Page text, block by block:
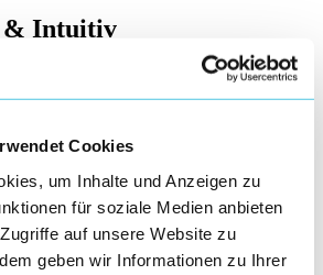
Cookies
um Inhalte und Anzeigen zu
für soziale Medien anbieten
auf unsere Website zu
geben wir Informationen zu Ihrer
& Intuitiv
und -philosophie an der
ergibt sich standortunabhängig eine
dem hochgenauen Messen und
(BalancingAssistant), dem sicheren
(ReportCenter) oder der
(MaintenanceAssistant) – Schenck
an Möglichkeiten für intuitive
Auswuchtprozesses im Browser und an